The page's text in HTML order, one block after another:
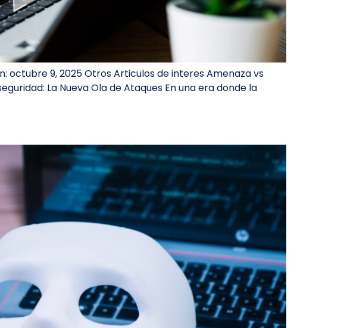
octubre 9, 2025 Otros Articulos de interes Amenaza vs
La Nueva Ola de Ataques En una era donde la